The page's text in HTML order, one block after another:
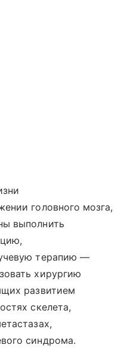
головного мозга,
выполнить
терапию —
хирургию
развитием
скелета,
синдрома.